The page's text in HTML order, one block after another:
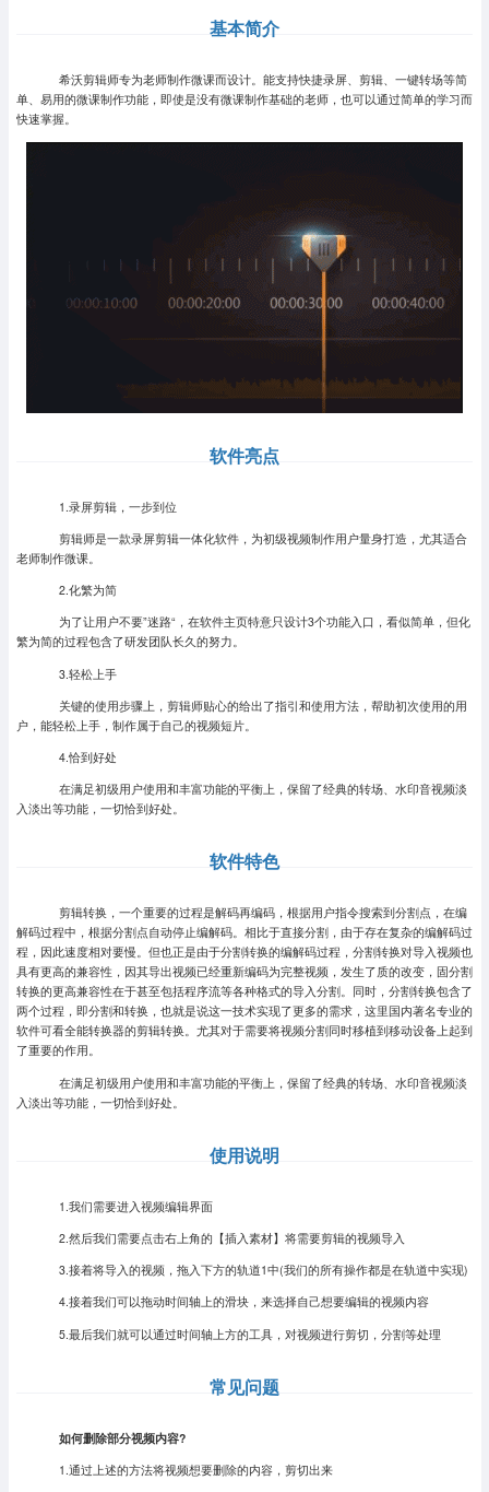
基本简介
希沃剪辑师专为老师制作微课而设计。能支持快捷录屏、剪辑、一键转场等简
单、易用的微课制作功能，即使是没有微课制作基础的老师，也可以通过简单的学习而
快速掌握。
软件亮点
1.录屏剪辑，一步到位
剪辑师是一款录屏剪辑一体化软件，为初级视频制作用户量身打造，尤其适合
老师制作微课。
2.化繁为简
为了让用户不要”迷路“，在软件主页特意只设计3个功能入口，看似简单，但化
繁为简的过程包含了研发团队长久的努力。
3.轻松上手
关键的使用步骤上，剪辑师贴心的给出了指引和使用方法，帮助初次使用的用
户，能轻松上手，制作属于自己的视频短片。
4.恰到好处
在满足初级用户使用和丰富功能的平衡上，保留了经典的转场、水印音视频淡
入淡出等功能，一切恰到好处。
软件特色
剪辑转换，一个重要的过程是解码再编码，根据用户指令搜索到分割点，在编
解码过程中，根据分割点自动停止编解码。相比于直接分割，由于存在复杂的编解码过
程，因此速度相对要慢。但也正是由于分割转换的编解码过程，分割转换对导入视频也
具有更高的兼容性，因其导出视频已经重新编码为完整视频，发生了质的改变，固分割
转换的更高兼容性在于甚至包括程序流等各种格式的导入分割。同时，分割转换包含了
两个过程，即分割和转换，也就是说这一技术实现了更多的需求，这里国内著名专业的
软件可看全能转换器的剪辑转换。尤其对于需要将视频分割同时移植到移动设备上起到
了重要的作用。
在满足初级用户使用和丰富功能的平衡上，保留了经典的转场、水印音视频淡
入淡出等功能，一切恰到好处。
使用说明
1.我们需要进入视频编辑界面
2.然后我们需要点击右上角的【插入素材】将需要剪辑的视频导入
3.接着将导入的视频，拖入下方的轨道1中(我们的所有操作都是在轨道中实现)
4.接着我们可以拖动时间轴上的滑块，来选择自己想要编辑的视频内容
5.最后我们就可以通过时间轴上方的工具，对视频进行剪切，分割等处理
常见问题
如何删除部分视频内容?
1.通过上述的方法将视频想要删除的内容，剪切出来